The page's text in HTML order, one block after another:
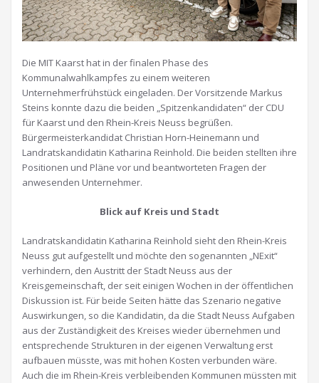
Die MIT Kaarst hat in der finalen Phase des
Kommunalwahlkampfes zu einem weiteren
Unternehmerfrühstück eingeladen. Der Vorsitzende Markus
Steins konnte dazu die beiden „Spitzenkandidaten“ der CDU
für Kaarst und den Rhein-Kreis Neuss begrüßen.
Bürgermeisterkandidat Christian Horn-Heinemann und
Landratskandidatin Katharina Reinhold. Die beiden stellten ihre
Positionen und Pläne vor und beantworteten Fragen der
anwesenden Unternehmer.
Blick auf Kreis und Stadt
Landratskandidatin Katharina Reinhold sieht den Rhein-Kreis
Neuss gut aufgestellt und möchte den sogenannten „NExit“
verhindern, den Austritt der Stadt Neuss aus der
Kreisgemeinschaft, der seit einigen Wochen in der öffentlichen
Diskussion ist. Für beide Seiten hätte das Szenario negative
Auswirkungen, so die Kandidatin, da die Stadt Neuss Aufgaben
aus der Zuständigkeit des Kreises wieder übernehmen und
entsprechende Strukturen in der eigenen Verwaltung erst
aufbauen müsste, was mit hohen Kosten verbunden wäre.
Auch die im Rhein-Kreis verbleibenden Kommunen müssten mit